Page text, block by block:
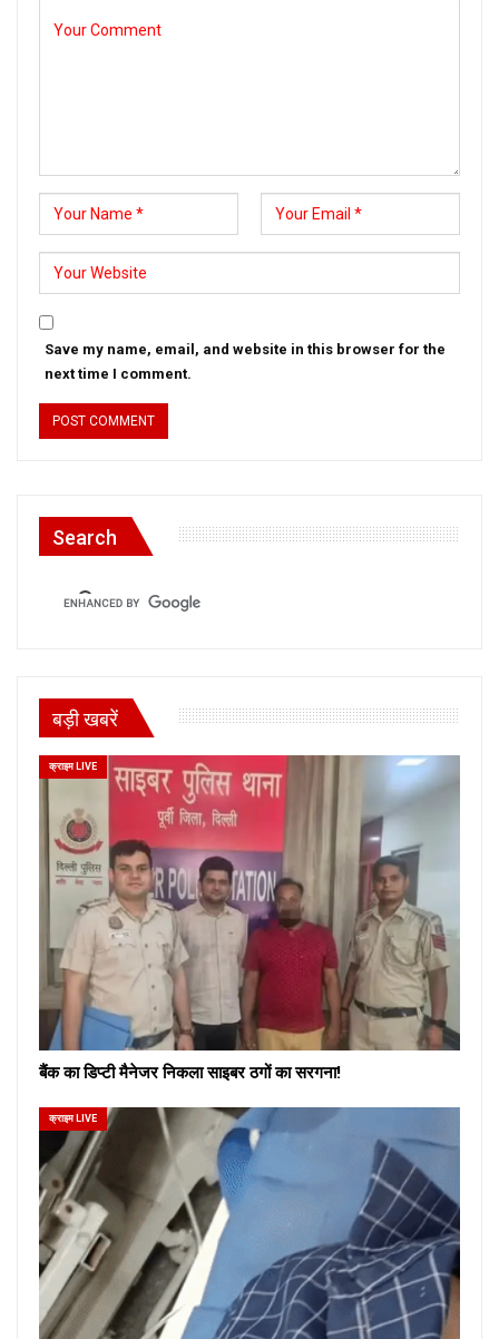
Save my name, email, and website in this browser for the
next time I comment.
Search
बड़ी खबरें
क्राइम LIVE
बैंक का डिप्टी मैनेजर निकला साइबर ठगों का सरगना!
क्राइम LIVE